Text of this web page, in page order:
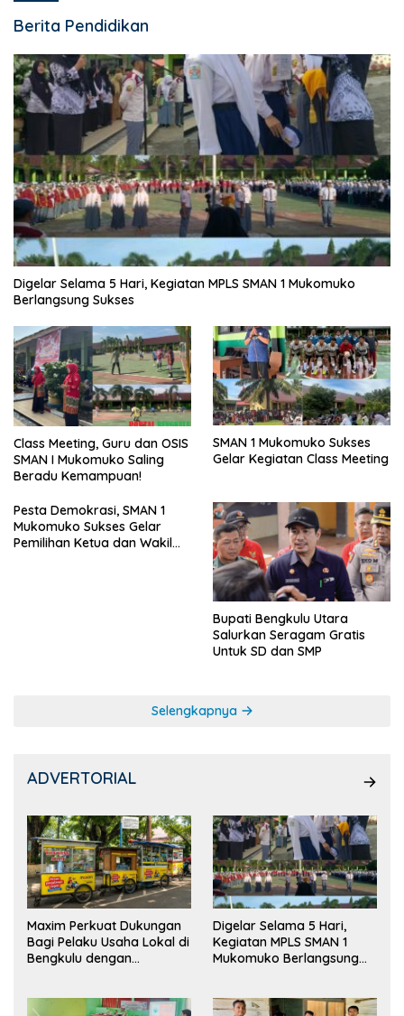
Berita Pendidikan
Digelar Selama 5 Hari, Kegiatan MPLS SMAN 1 Mukomuko
Berlangsung Sukses
Class Meeting, Guru dan OSIS
SMAN I Mukomuko Saling
Beradu Kemampuan!
SMAN 1 Mukomuko Sukses
Gelar Kegiatan Class Meeting
Pesta Demokrasi, SMAN 1
Mukomuko Sukses Gelar
Pemilihan Ketua dan Wakil
Bupati Bengkulu Utara
Salurkan Seragam Gratis
Untuk SD dan SMP
Selengkapnya
ADVERTORIAL
Maxim Perkuat Dukungan
Bagi Pelaku Usaha Lokal di
Bengkulu dengan
Pasar
Digelar Selama 5 Hari,
Kegiatan MPLS SMAN 1
Mukomuko Berlangsung